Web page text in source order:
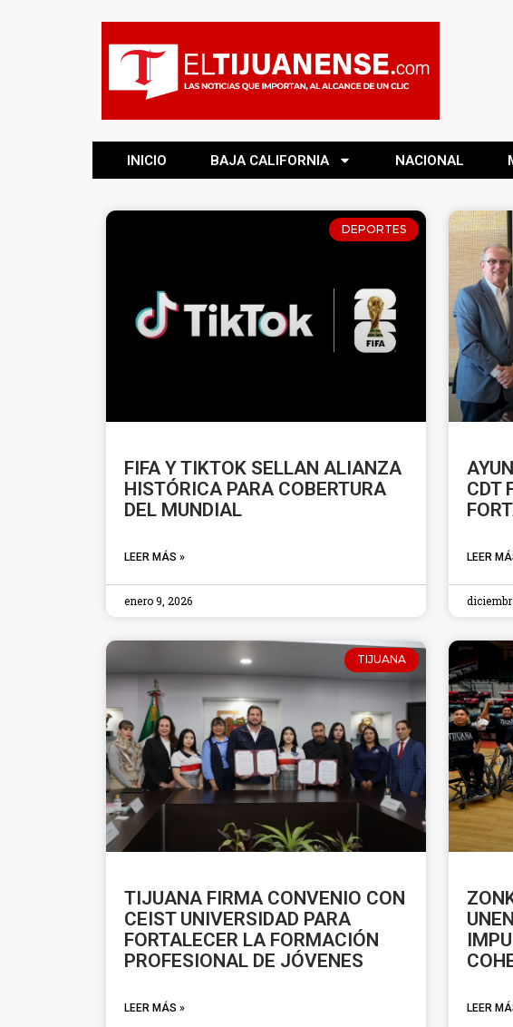
INICIO BAJA CALIFORNIA NACIONAL
DEPORTES
FIFA Y TIKTOK SELLAN ALIANZA
HISTÓRICA PARA COBERTURA
DEL MUNDIAL
LEER MÁS »
enero 9, 2026
CDT
LEER
TIJUANA
TIJUANA FIRMA CONVENIO CON
CEIST UNIVERSIDAD PARA
FORTALECER LA FORMACIÓN
PROFESIONAL DE JÓVENES
LEER MÁS » LEER